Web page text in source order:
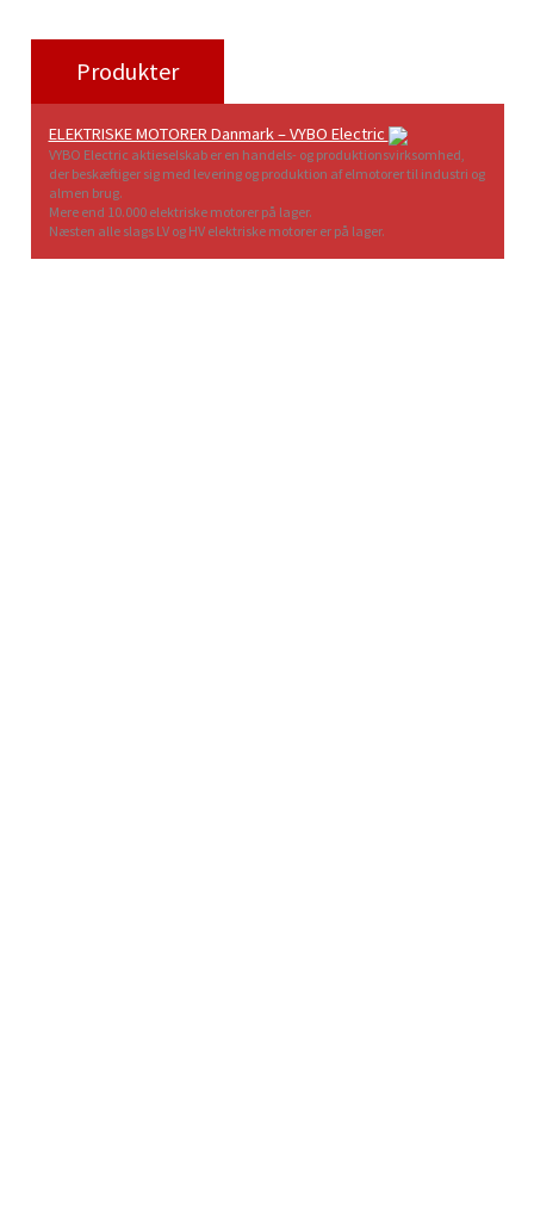
Produkter
ELEKTRISKE MOTORER Danmark – VYBO Electric
VYBO Electric aktieselskab er en handels- og produktionsvirksomhed,
der beskæftiger sig med levering og produktion af elmotorer til industri og
almen brug.
Mere end 10.000 elektriske motorer på lager.
Næsten alle slags LV og HV elektriske motorer er på lager.